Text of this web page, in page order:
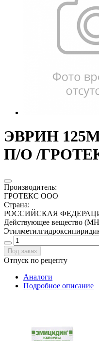
ЭВРИН
П/О /
Производитель:
ГРОТЕКС ООО
Страна:
РОССИЙСКАЯ
Действующее вещество
Под заказ
Отпуск по рецепту
Аналоги
Подробное описание